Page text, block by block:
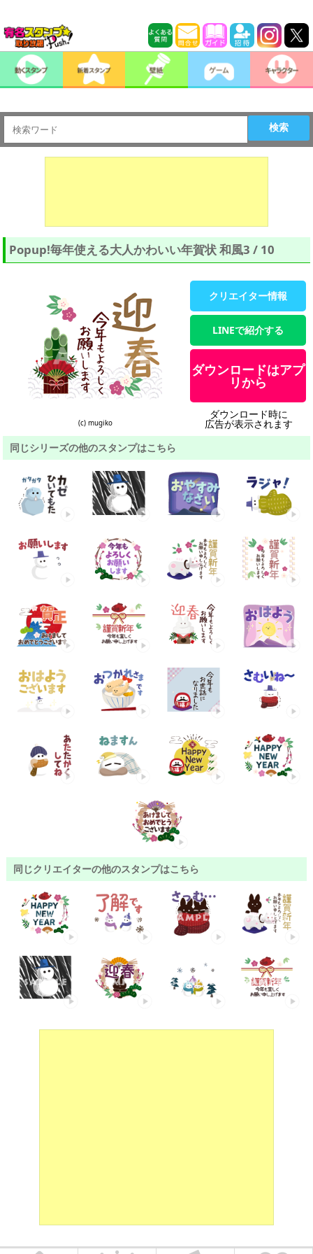
検索
Popup!毎年使える大人かわいい年賀状 和風3 / 10
(c) mugiko
クリエイター情報
LINEで紹介する
ダウンロードはアプ
リから
ダウンロード時に
広告が表示されます
同じシリーズの他のスタンプはこちら
同じクリエイターの他のスタンプはこちら